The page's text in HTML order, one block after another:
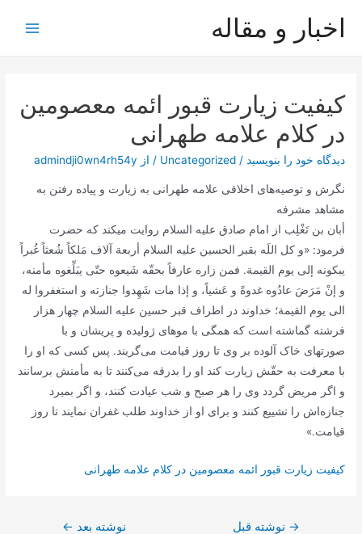
اخبار و مقاله
کیفیت زیارت قبور ائمه معصومین
در کلام علامه طهرانی
دیدگاه‌ خود را بنویسید /
Uncategorized / از admindji0wn4rh54y
نگرش و توصیه‌های اخلاقی علامه طهرانی به زیارت و پیاده رفتن به
مشاهد مشرفه
أبان بن تَغْلِب از امام صادق علیه السلام روایت میکند که حضرت
فرمود: «و کل اللَه بقبر الحسین علیه السلام أربعة آلاف مَلکاً شُعثاً غُبراً
یبکونه إلى یوم القیمة. فمن زاره عارفاً بحقّه شَیعوه حتّى یبَلِّغوه مأمنه،
و إنْ مَرَضَ عادُوه غدوةً و عَشیاً، و إذا مات شَهِدوا جنازته و استغفروا له
الى یوم القیمة؛ خداوند در اطراف قبر حسین علیه السلام چهار هزار
فرشته گماشته است که همگى با موهاى ژولیده و پریشان و با
صورتهاى خاک آلوده بر وى تا روز قیامت مى‌گریند. پس کسى که او را
با معرفت به حقّش زیارت کند او را بدرقه مى‌کنند تا به مأمنش برسانند
و اگر مریض گردد وى را هر صبح و شب عیادت کنند، و اگر بمیرد
جنازه‌اش را تشییع کنند و براى او از خداوند طلب غفران نمایند تا روز
قیامت.»
کیفیت زیارت قبور ائمه معصومین در کلام علامه طهرانی
راهبری→ نوشته قبل نوشته بعد ←